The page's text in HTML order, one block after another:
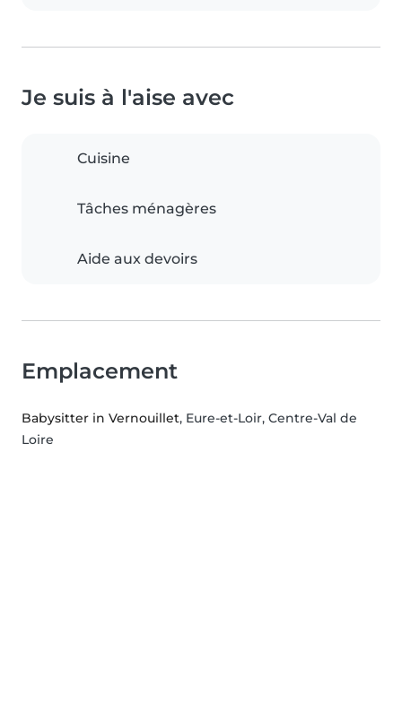
Je suis à l'aise avec
Cuisine
Tâches ménagères
Aide aux devoirs
Emplacement
Babysitter in Vernouillet, Eure-et-Loir, Centre-Val de
Loire